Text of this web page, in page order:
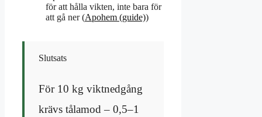
för att hålla vikten, inte bara för
att gå ner (Apohem (guide))
Slutsats
För 10 kg viktnedgång
krävs tålamod – 0,5–1